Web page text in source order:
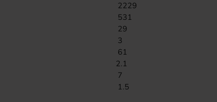
2229
531
29
3
61
2.1
7
1.5